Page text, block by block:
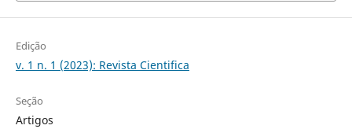
Edição
v. 1 n. 1 (2023): Revista Cientifica
Seção
Artigos